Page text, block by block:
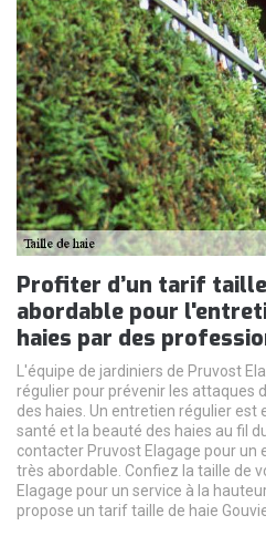
Profiter d’un tarif
abordable pour
haies par des
L'équipe de jardiniers de Pruvost
régulier pour prévenir les attaques
des haies. Un entretien régulier est
santé et la beauté des haies au fil
contacter Pruvost Elagage pour un
très abordable. Confiez la taille de
Elagage pour un service à la
propose un tarif taille de haie